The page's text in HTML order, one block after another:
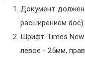
Документ
расширением doc).
Шрифт Times New
левое - 25мм,